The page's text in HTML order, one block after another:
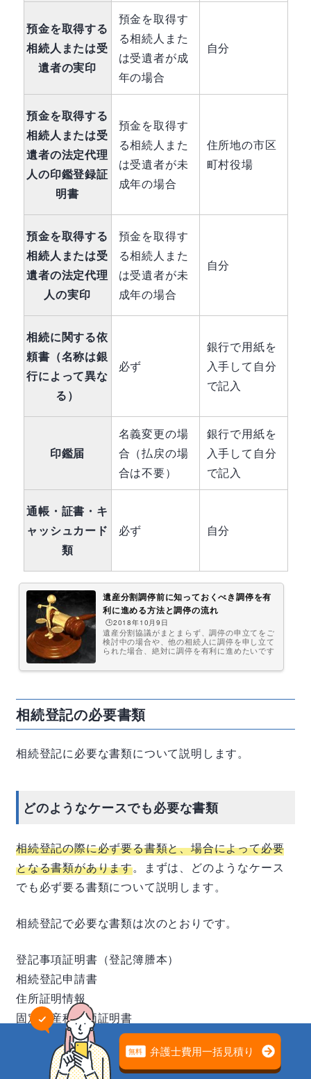
の問題は専門家の無料相談でスッキリ解決
預金を取得する
相続人または受
遺者の実印
預金を取得す
る相続人また
は受遺者が成
年の場合
自分
預金を取得する
相続人または受
遺者の法定代理
人の印鑑登録証
明書
預金を取得す
る相続人また
は受遺者が未
成年の場合
住所地の市区
町村役場
預金を取得する
相続人または受
遺者の法定代理
人の実印
預金を取得す
る相続人また
は受遺者が未
成年の場合
自分
相続に関する依
頼書（名称は銀
行によって異な
る）
必ず
銀行で用紙を
入手して自分
で記入
印鑑届
名義変更の場
合（払戻の場
合は不要）
銀行で用紙を
入手して自分
で記入
通帳・証書・キ
ャッシュカード
類
必ず 自分
遺産分割調停前に知っておくべき調停を有
利に進める方法と調停の流れ
🕒️2018年10月9日
遺産分割協議がまとまらず、調停の申立てをご
検討中の場合や、他の相続人に調停を申し立て
られた場合、絶対に調停を有利に進めたいです
産分割調停のプロセスについて正しく理解して
進める方法について説明します。是非参考にし
てください。遺産分割調停とは？遺産分割調停
とは、当事者間の遺産分割協議で話合いがまと
まらない場合に利用することができ、家...
相続登記の必要書類
相続登記に必要な書類について説明します。
どのようなケースでも必要な書類
相続登記の際に必ず要る書類と、場合によって必要
となる書類があります。まずは、どのようなケース
でも必ず要る書類について説明します。
相続登記で必要な書類は次のとおりです。
登記事項証明書（登記簿謄本）
相続登記申請書
住所証明情報
固定資産税評価証明書
登記事項証明書（登記簿謄本）